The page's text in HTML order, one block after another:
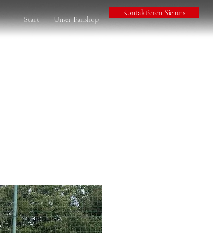
Start Unser Fanshop
Kontaktieren Sie uns